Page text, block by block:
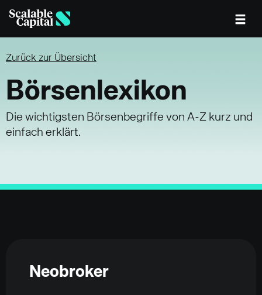
Zurück zur Übersicht
Börsenlexikon
Die wichtigsten Börsenbegriffe von A-Z kurz und
einfach erklärt.
Neobroker